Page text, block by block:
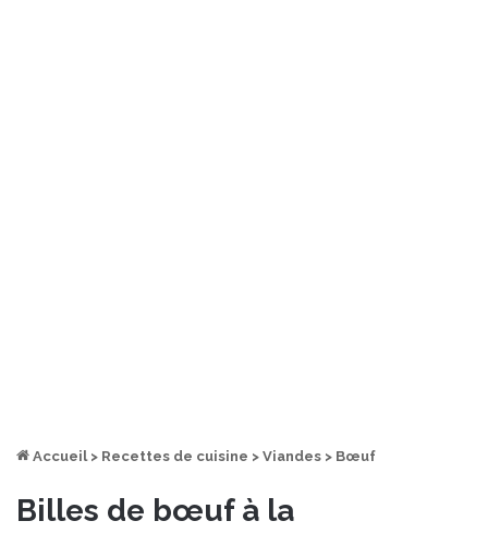
Accueil > Recettes de cuisine > Viandes > Bœuf
Billes de bœuf à la